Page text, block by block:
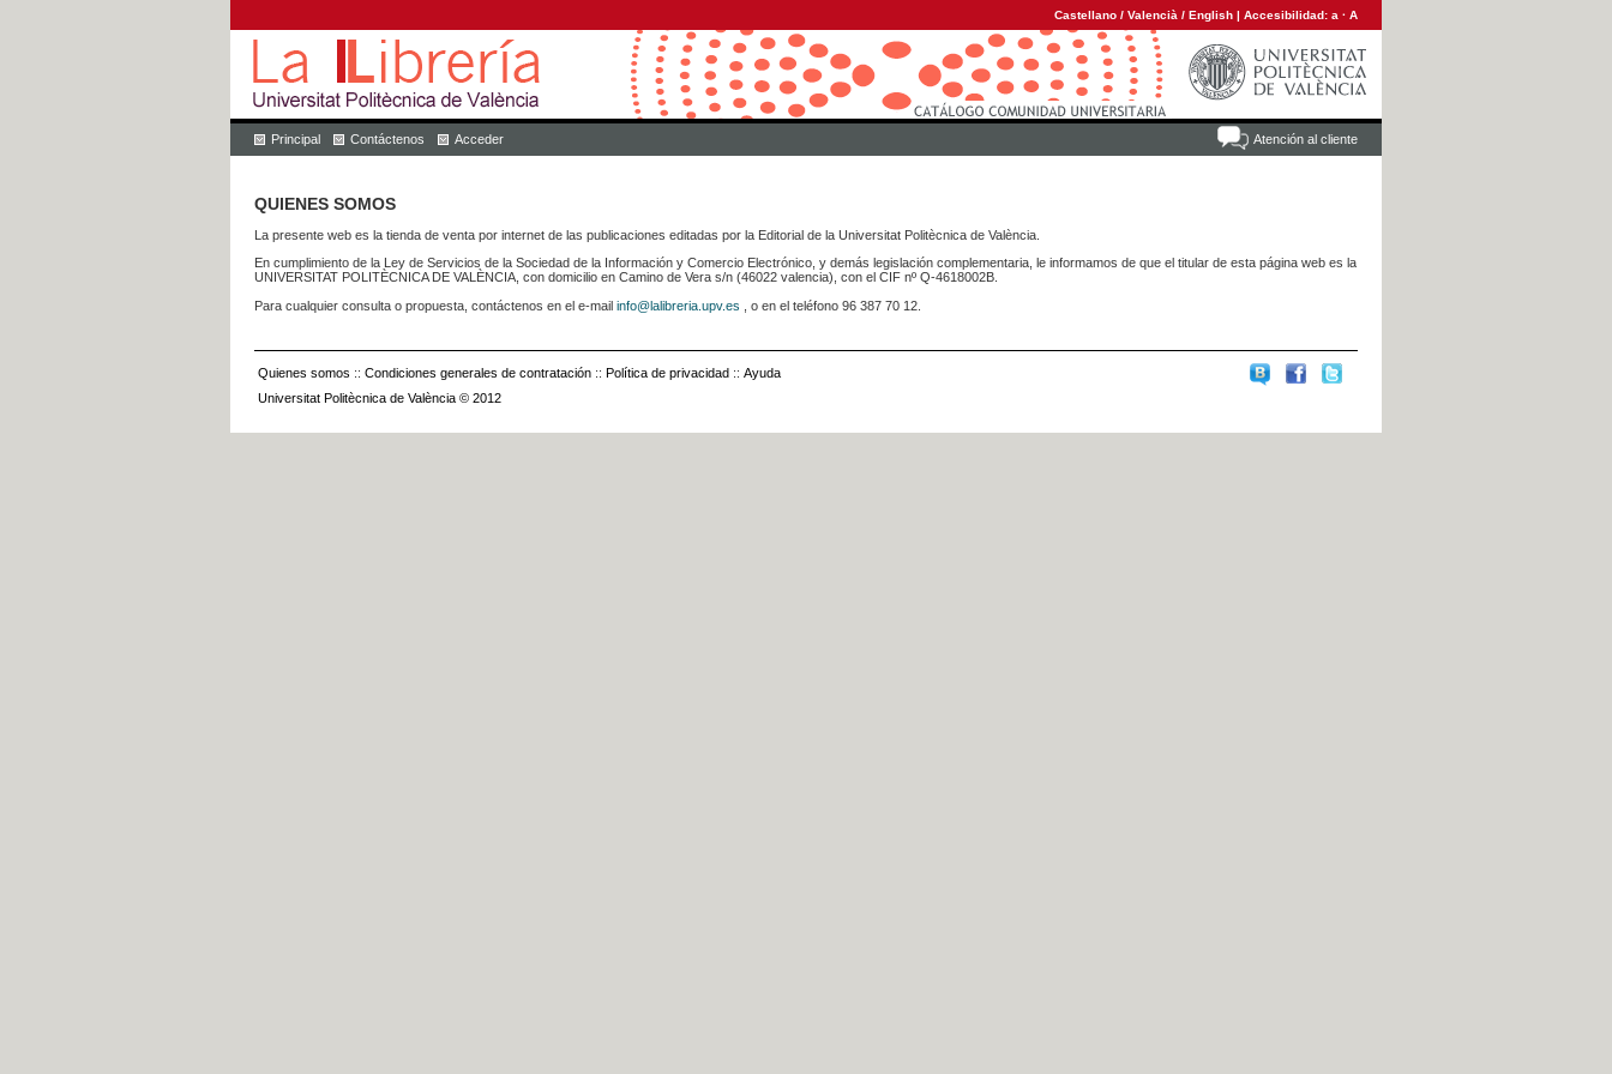
Castellano / Valencià / English | Accesibilidad: a · A
Atención al cliente
Principal Contáctenos Acceder
QUIENES SOMOS
La presente web es la tienda de venta por internet de las publicaciones editadas por la Editorial de la Universitat Politècnica de València.
En cumplimiento de la Ley de Servicios de la Sociedad de la Información y Comercio Electrónico, y demás legislación complementaria, le informamos de que el titular de esta página web es la
UNIVERSITAT POLITÈCNICA DE VALÈNCIA, con domicilio en Camino de Vera s/n (46022 valencia), con el CIF nº Q-4618002B.
Para cualquier consulta o propuesta, contáctenos en el e-mail info@lalibreria.upv.es , o en el teléfono 96 387 70 12.
Quienes somos :: Condiciones generales de contratación :: Política de privacidad :: Ayuda
Universitat Politècnica de València © 2012